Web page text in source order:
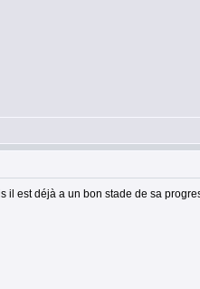
est déjà a un bon stade de sa